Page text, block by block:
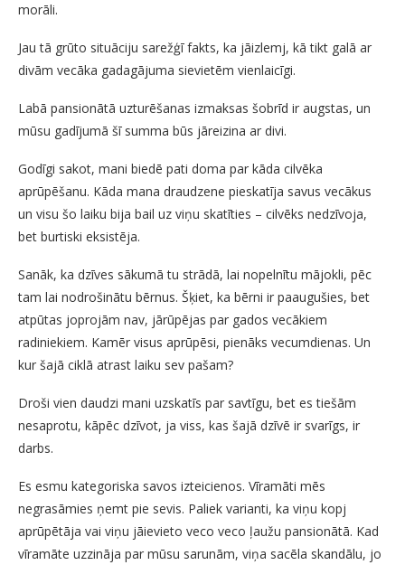
morāli.
Jau tā grūto situāciju sarežģī fakts, ka jāizlemj, kā tikt galā ar
divām vecāka gadagājuma sievietēm vienlaicīgi.
Labā pansionātā uzturēšanas izmaksas šobrīd ir augstas, un
mūsu gadījumā šī summa būs jāreizina ar divi.
Godīgi sakot, mani biedē pati doma par kāda cilvēka
aprūpēšanu. Kāda mana draudzene pieskatīja savus vecākus
un visu šo laiku bija bail uz viņu skatīties – cilvēks nedzīvoja,
bet burtiski eksistēja.
Sanāk, ka dzīves sākumā tu strādā, lai nopelnītu mājokli, pēc
tam lai nodrošinātu bērnus. Šķiet, ka bērni ir paaugušies, bet
atpūtas joprojām nav, jārūpējas par gados vecākiem
radiniekiem. Kamēr visus aprūpēsi, pienāks vecumdienas. Un
kur šajā ciklā atrast laiku sev pašam?
Droši vien daudzi mani uzskatīs par savtīgu, bet es tiešām
nesaprotu, kāpēc dzīvot, ja viss, kas šajā dzīvē ir svarīgs, ir
darbs.
Es esmu kategoriska savos izteicienos. Vīramāti mēs
negrasāmies ņemt pie sevis. Paliek varianti, ka viņu kopj
aprūpētāja vai viņu jāievieto veco veco ļaužu pansionātā. Kad
vīramāte uzzināja par mūsu sarunām, viņa sacēla skandālu, jo